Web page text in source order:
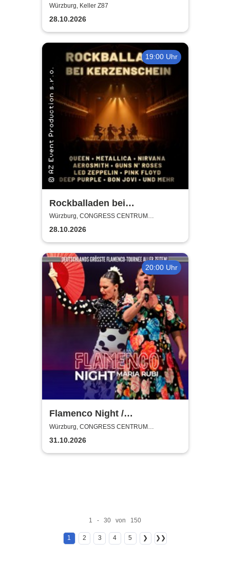
Tour 2026
Würzburg, Keller Z87
28.10.2026
19:00 Uhr
Rockballaden bei
Kerzenschein
Würzburg, CONGRESS CENTRUM
WÜRZBURG
28.10.2026
20:00 Uhr
Flamenco Night /
Flamencomanía Tour 26/27 -
Deutschlands größte
Flamenco-Tournee
Würzburg, CONGRESS CENTRUM
WÜRZBURG
31.10.2026
1 - 30 von 150
1 2 3 4 5 ❯ ❯❯